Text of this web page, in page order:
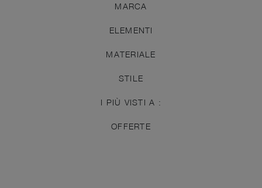
MARCA
ELEMENTI
MATERIALE
STILE
I PIÙ VISTI A :
OFFERTE